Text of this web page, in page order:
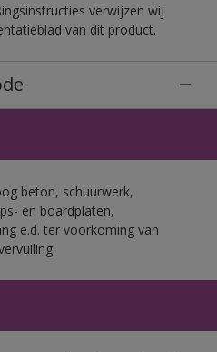
verwijzen wij
van dit product.
beton, schuurwerk,
en boardplaten,
e.d. ter voorkoming van